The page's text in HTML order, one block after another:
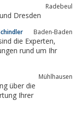
Radebeul
Dresden
Baden-Baden
die Experten,
rund um Ihr
Mühlhausen
über die
Ihrer